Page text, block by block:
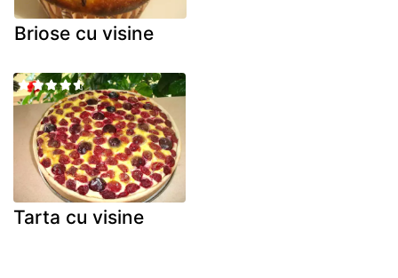
Briose cu visine
Tarta cu visine